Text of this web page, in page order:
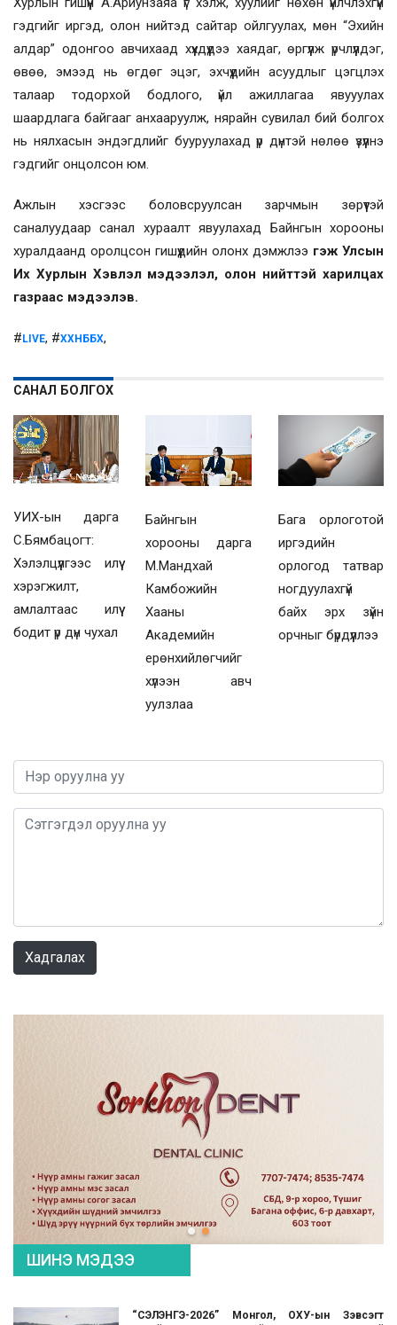
гэдгийг иргэд, олон нийтэд сайтар ойлгуулах, мөн “Эхийн
алдар” одонгоо авчихаад хүүхдүүдээ хаядаг, өргүүлж үрчлүүлдэг,
өвөө, эмээд нь өгдөг эцэг, эхчүүдийн асуудлыг цэгцлэх
талаар тодорхой бодлого, үйл ажиллагаа явууулах
шаардлага байгааг анхааруулж, нярайн сувилал бий болгох
нь нялхасын эндэгдлийг бууруулахад үр дүнтэй нөлөө үзүүлнэ
гэдгийг онцолсон юм.
Ажлын хэсгээс боловсруулсан зарчмын зөрүүтэй
саналуудаар санал хураалт явуулахад Байнгын хорооны
хуралдаанд оролцсон гишүүдийн олонх дэмжлээ гэж Улсын
Их Хурлын Хэвлэл мэдээлэл, олон нийттэй харилцах
газраас мэдээлэв.
# LIVE, #ХХНББХ,
САНАЛ БОЛГОХ
УИХ-ын дарга
С.Бямбацогт:
Хэлэлцүүлгээс илүү
хэрэгжилт,
амлалтаас илүү
бодит үр дүн чухал
Байнгын
хорооны дарга
М.Мандхай
Камбожийн
Хааны
Академийн
ерөнхийлөгчийг
хүлээн авч
уулзлаа
Бага орлоготой
иргэдийн
орлогод татвар
ногдуулахгүй
байх эрх зүйн
орчныг бүрдүүллээ
Хадгалах
ШИНЭ МЭДЭЭ
“СЭЛЭНГЭ-2026” Монгол, ОХУ-ын Зэвсэгт